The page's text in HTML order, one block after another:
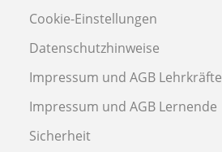
Cookie-Einstellungen
Datenschutzhinweise
Impressum und AGB Lehrkräfte
Impressum und AGB Lernende
Sicherheit